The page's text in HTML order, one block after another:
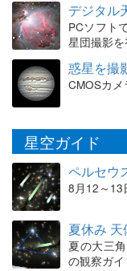
デジタル
PCソフト
星団撮影
惑星を撮
CMOSカ
星空ガイド
ペルセウ
8月12～13
夏休み
夏の大三
の観察ガイ